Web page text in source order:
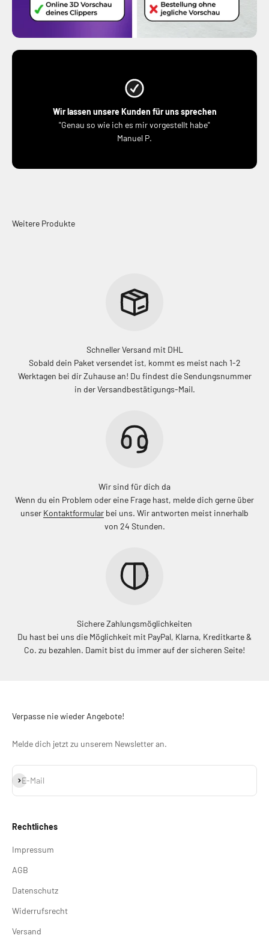
Wir lassen unsere Kunden für uns sprechen
"Genau so wie ich es mir vorgestellt habe"
Manuel P.
Schneller Versand mit DHL
Sobald dein Paket versendet ist, kommt es meist nach 1-2
Werktagen bei dir Zuhause an! Du findest die Sendungsnummer
in der Versandbestätigungs-Mail.
Wir sind für dich da
Wenn du ein Problem oder eine Frage hast, melde dich gerne über
unser Kontaktformular bei uns. Wir antworten meist innerhalb
von 24 Stunden.
Sichere Zahlungsmöglichkeiten
Du hast bei uns die Möglichkeit mit PayPal, Klarna, Kreditkarte &
Co. zu bezahlen. Damit bist du immer auf der sicheren Seite!
Verpasse nie wieder Angebote!
Melde dich jetzt zu unserem Newsletter an.
E-Mail
Abonnieren
Rechtliches
Impressum
AGB
Datenschutz
Widerrufsrecht
Versand